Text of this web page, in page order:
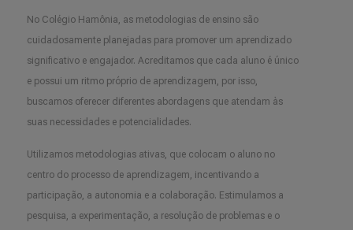
No Colégio Hamônia, as metodologias de ensino são
cuidadosamente planejadas para promover um aprendizado
significativo e engajador. Acreditamos que cada aluno é único
e possui um ritmo próprio de aprendizagem, por isso,
buscamos oferecer diferentes abordagens que atendam às
suas necessidades e potencialidades.
Utilizamos metodologias ativas, que colocam o aluno no
centro do processo de aprendizagem, incentivando a
participação, a autonomia e a colaboração. Estimulamos a
pesquisa, a experimentação, a resolução de problemas e o